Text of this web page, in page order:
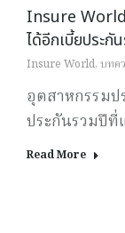
Insure World
ได้อีกเบี้ยประ
Insure World, บทค
อุตสาหกรรมป
ประกันรวมปีที่
Read More